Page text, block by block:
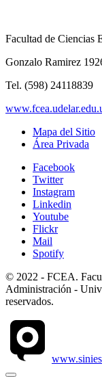
Facultad de Ciencias
Gonzalo Ramirez
Tel. (598) 24118839
Mapa del Sitio
Área Privada
Facebook
Twitter
Instagram
Linkedin
Youtube
Flickr
Mail
Spotify
© 2022 - FCEA.
Administración -
reservados.